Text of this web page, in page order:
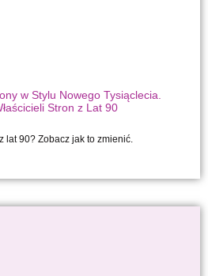
w Stylu Nowego Tysiąclecia.
Stron z Lat 90
lat 90? Zobacz jak to zmienić.